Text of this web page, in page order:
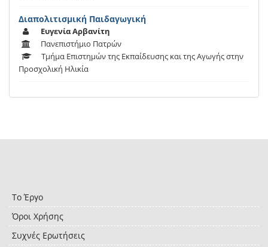
Διαπολιτισμική Παιδαγωγική
Ευγενία Αρβανίτη
Πανεπιστήμιο Πατρών
Τμήμα Επιστημών της Εκπαίδευσης και της Αγωγής στην
Προσχολική Ηλικία
Το Έργο
Όροι Χρήσης
Συχνές Ερωτήσεις